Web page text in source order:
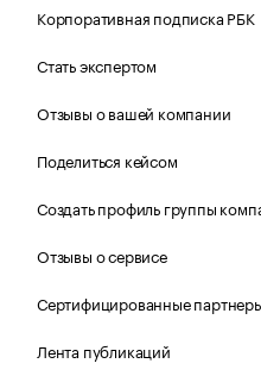
Корпоративная подписка РБК
Стать экспертом
Отзывы о вашей компании
Поделиться кейсом
Создать профиль группы
Отзывы о сервисе
Сертифицированные
Лента публикаций